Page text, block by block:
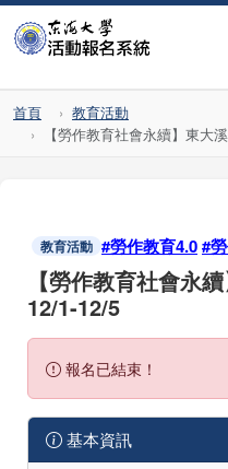
首頁
教育活動
【勞作教育社會永續】東大
教育活動 #勞作教育4.0#
【勞作教育社會永
12/1-12/5
報名已結束！
基本資訊